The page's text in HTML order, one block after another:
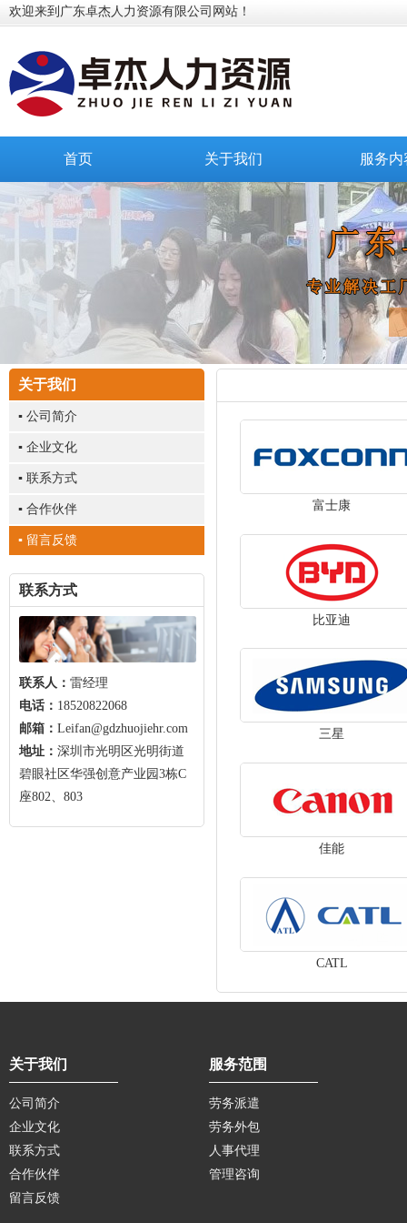
欢迎来到广东卓杰人力资源有限公司网站！
首页 关于我们 服务内
关于我们
▪ 公司简介
▪ 企业文化
▪ 联系方式
▪ 合作伙伴
▪ 留言反馈
联系方式
联系人： 雷经理
电话： 18520822068
邮箱： Leifan@gdzhuojiehr.com
地址： 深圳市光明区光明街道
碧眼社区华强创意产业园3栋C
座802、803
富士康
比亚迪
三星
佳能
CATL
关于我们
公司简介
企业文化
联系方式
合作伙伴
留言反馈
服务范围
劳务派遣
劳务外包
人事代理
管理咨询